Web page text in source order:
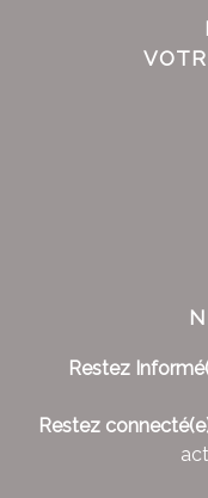
Restez
Restez